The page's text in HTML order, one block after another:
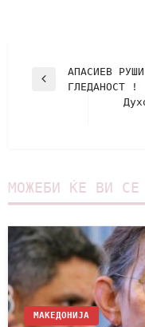
АПАСИЕВ
ГЛЕДАНОСТ !
МОЖЕБИ ЌЕ ВИ СЕ
МАКЕДОНИЈА